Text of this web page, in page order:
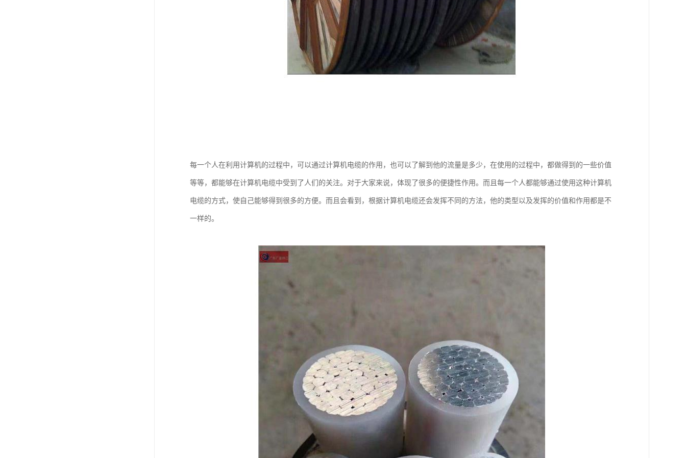
每一个人在利用计算机的过程中，可以通过计算机电缆的作用，也可以了解到他的流量是多少，在使用的过程中，都做得到的一些价值
等等，都能够在计算机电缆中受到了人们的关注。对于大家来说，体现了很多的便捷性作用。而且每一个人都能够通过使用这种计算机
电缆的方式，使自己能够得到很多的方便。而且会看到，根据计算机电缆还会发挥不同的方法，他的类型以及发挥的价值和作用都是不
一样的。